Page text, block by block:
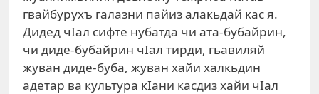
гвайбурухъ галазни пайиз алакьдай кас я.
Дидед чIал сифте нубатда чи ата-бубайрин,
чи диде-бубайрин чIал тирди, гьавиляй
жуван диде-буба, жуван хайи халкьдин
адетар ва культура кIани касдиз хайи чIал